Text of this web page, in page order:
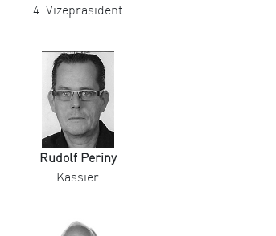
4. Vizepräsident
Rudolf Periny
Kassier